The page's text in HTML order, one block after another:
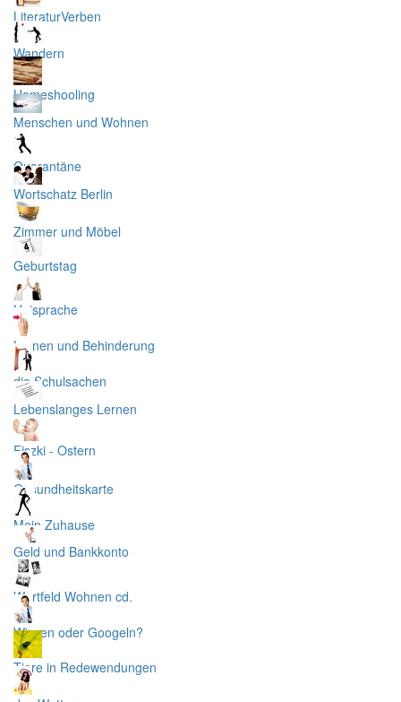
LiteraturVerben
Wandern
Homeshooling
Menschen und Wohnen
Quarantäne
Wortschatz Berlin
Zimmer und Möbel
Geburtstag
Unisprache
Lernen und Behinderung
die Schulsachen
Lebenslanges Lernen
Fiszki - Ostern
Gesundheitskarte
Mein Zuhause
Geld und Bankkonto
Wortfeld Wohnen cd.
Wissen oder Googeln?
Tiere in Redewendungen